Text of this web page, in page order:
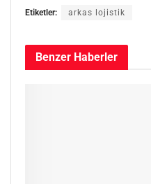
Etiketler: arkas lojistik
Benzer Haberler